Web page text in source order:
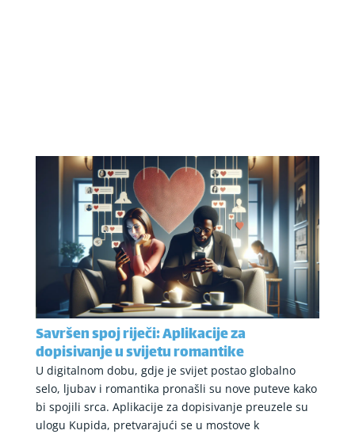
Savršen spoj riječi: Aplikacije za
dopisivanje u svijetu romantike
U digitalnom dobu, gdje je svijet postao globalno
selo, ljubav i romantika pronašli su nove puteve kako
bi spojili srca. Aplikacije za dopisivanje preuzele su
ulogu Kupida, pretvarajući se u mostove k